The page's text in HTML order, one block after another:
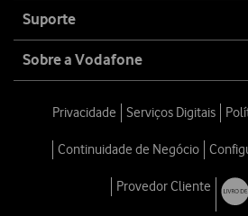
Suporte
Sobre a Vodafone
Privacidade Serviços Digitais
Continuidade de Negócio
Provedor Cliente